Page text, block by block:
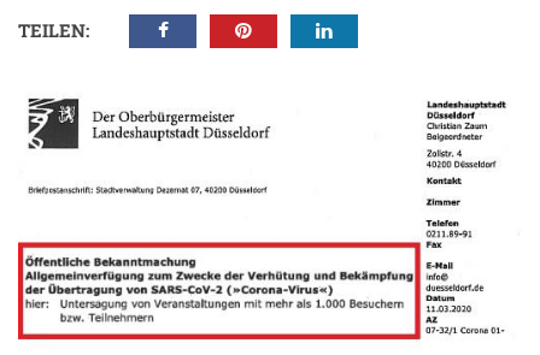
TEILEN: